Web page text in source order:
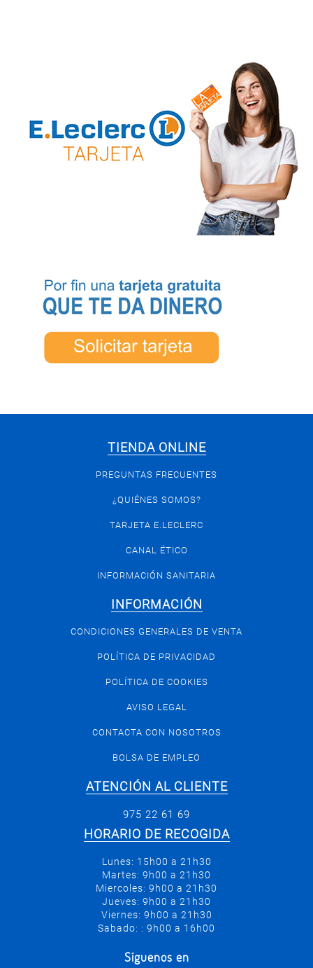
TIENDA ONLINE
PREGUNTAS FRECUENTES
¿QUIÉNES SOMOS?
TARJETA E.LECLERC
CANAL ÉTICO
INFORMACIÓN SANITARIA
INFORMACIÓN
CONDICIONES GENERALES DE VENTA
POLÍTICA DE PRIVACIDAD
POLÍTICA DE COOKIES
AVISO LEGAL
CONTACTA CON NOSOTROS
BOLSA DE EMPLEO
ATENCIÓN AL CLIENTE
975 22 61 69
HORARIO DE RECOGIDA
Lunes: 15h00 a 21h30
Martes: 9h00 a 21h30
Miercoles: 9h00 a 21h30
Jueves: 9h00 a 21h30
Viernes: 9h00 a 21h30
Sabado: : 9h00 a 16h00
Síguenos en